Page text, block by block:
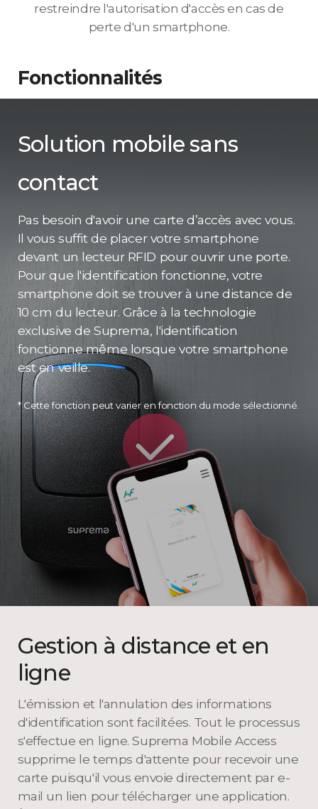
restreindre l'autorisation d'accès en cas de
perte d'un smartphone.
Fonctionnalités
Solution mobile sans
contact
Pas besoin d'avoir une carte d’accès avec vous.
Il vous suffit de placer votre smartphone
devant un lecteur RFID pour ouvrir une porte.
Pour que l'identification fonctionne, votre
smartphone doit se trouver à une distance de
10 cm du lecteur. Grâce à la technologie
exclusive de Suprema, l'identification
fonctionne même lorsque votre smartphone
est en veille.
* Cette fonction peut varier en fonction du mode sélectionné.
Gestion à distance et en
ligne
L'émission et l'annulation des informations
d'identification sont facilitées. Tout le processus
s'effectue en ligne. Suprema Mobile Access
supprime le temps d'attente pour recevoir une
carte puisqu'il vous envoie directement par e-
mail un lien pour télécharger une application.